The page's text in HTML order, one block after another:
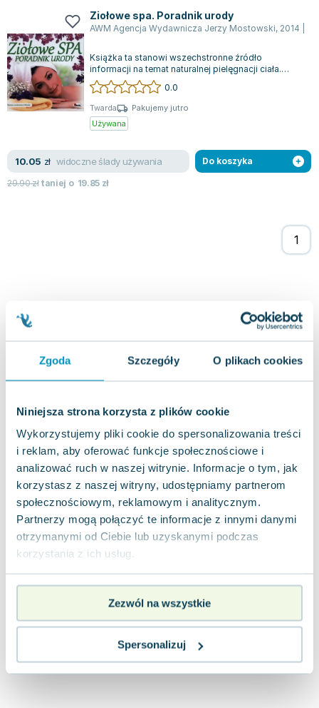
Zgoda Szczegóły O plikach cookies
Niniejsza strona korzysta z plików cookie
Wykorzystujemy pliki cookie do spersonalizowania treści
i reklam, aby oferować funkcje społecznościowe i
analizować ruch w naszej witrynie. Informacje o tym, jak
korzystasz z naszej witryny, udostępniamy partnerom
społecznościowym, reklamowym i analitycznym.
Partnerzy mogą połączyć te informacje z innymi danymi
otrzymanymi od Ciebie lub uzyskanymi podczas
korzystania z ich usług.
Zezwól na wszystkie
Spersonalizuj
Joseph Murphy
Jan Sztaudynger
Aleksander Puszkin
Oscar Wilde
Małgorzata Ohme
Maddie Ziegler
Leszek Czarnecki
Maria Seweryn
Janina Zającówna
Lorraine Warren
Ajahn Brahm
Lucinda Riley
Jacek Walkiewicz
Ziołowe spa. Poradnik urody
AWM Agencja Wydawnicza Jerzy Mostowski, 2014
Książka ta stanowi wszechstronne źródło
informacji na temat naturalnej pielęgnacji ciała.
Czytelnicy znajdą w niej przepisy na sam...
0.0
Twarda
Pakujemy jutro
Używana
10.05 zł widoczne ślady używania
29.90złtaniej o 19.85 zł
Do koszyka